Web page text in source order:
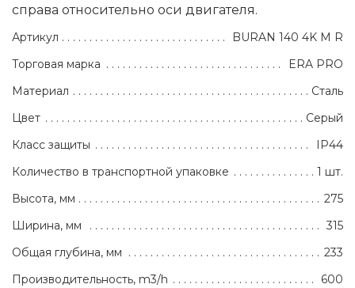
справа относительно оси двигателя.
Артикул
BURAN 140 4K M R
Торговая марка
ERA PRO
Материал
Сталь
Цвет
Серый
Класс защиты
IP44
Количество в транспортной упаковке
1 шт.
Высота, мм
275
Ширина, мм
315
Общая глубина, мм
233
Производительность, m3/h
600